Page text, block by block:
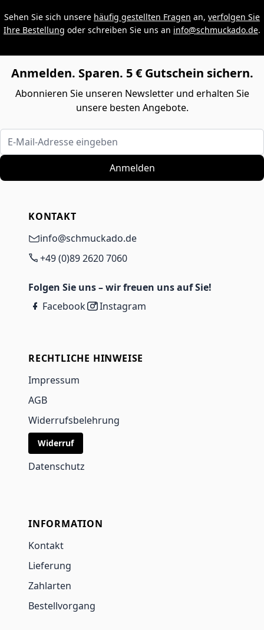
Sehen Sie sich unsere häufig gestellten Fragen an, verfolgen Sie
Ihre Bestellung oder schreiben Sie uns an info@schmuckado.de.
Anmelden. Sparen. 5 € Gutschein sichern.
Abonnieren Sie unseren Newsletter und erhalten Sie
unsere besten Angebote.
E-Mail-Adresse eingeben
Anmelden
KONTAKT
info@schmuckado.de
+49 (0)89 2620 7060
Folgen Sie uns – wir freuen uns auf Sie!
Facebook
Instagram
RECHTLICHE HINWEISE
Impressum
AGB
Widerrufsbelehrung
Widerruf
Datenschutz
INFORMATION
Kontakt
Lieferung
Zahlarten
Bestellvorgang